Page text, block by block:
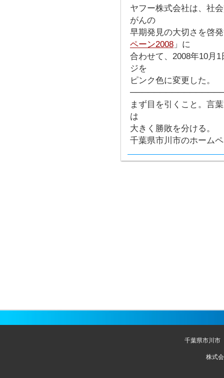
ヤフー株式会社は、社
がんの
早期発見の大切さを啓
ペーン2008 」に
合わせて、2008年10月
ジを
ピンク色に変更した。
まず目を引くこと。言
は
大きく勝敗を分ける。
千葉県市川市のホーム
千葉県市川市
株式